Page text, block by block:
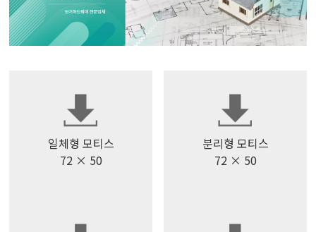
일체형 모티스
72 × 50
분리형 모티스
72 × 50